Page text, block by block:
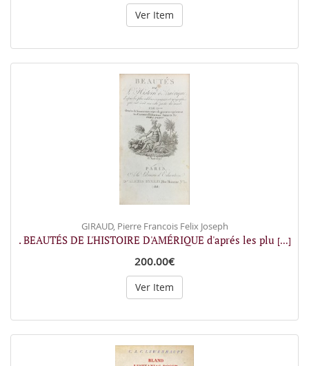
Ver Item
GIRAUD, Pierre Francois Felix Joseph
. BEAUTÉS DE L'HISTOIRE D'AMÉRIQUE d'aprés les plu [...]
200.00€
Ver Item